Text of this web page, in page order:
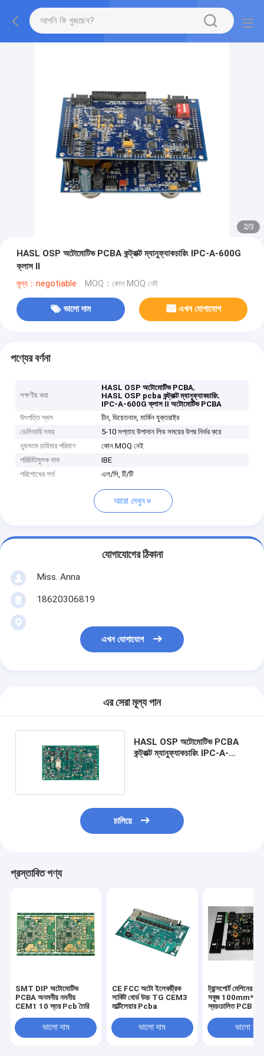
2/3
HASL OSP অটোমোটিভ PCBA কন্ট্রাক্ট ম্যানুফ্যাকচারিং IPC-A-600G
ক্লাস II
মূল্য：negotiable MOQ：কোন MOQ নেই
ভালো দাম এখন যোগাযোগ
পণ্যের বর্ণনা
লক্ষণীয় করা
HASL OSP অটোমোটিভ PCBA,
HASL OSP pcba কন্ট্রাক্ট ম্যানুফ্যাকচারিং,
IPC-A-600G ক্লাস II অটোমোটিভ PCBA
উৎপত্তি স্থল
চীন, ভিয়েতনাম, মার্কিন যুক্তরাষ্ট্র
ডেলিভারি সময়
5-10 সপ্তাহ উপাদান লিড সময়ের উপর নির্ভর করে
ন্যূনতম চাহিদার পরিমাণ
কোন MOQ নেই
পরিচিতিমুলক নাম
IBE
পরিশোধের শর্ত
এল/সি, টি/টি
আরো দেখুন
যোগাযোগের ঠিকানা
Miss. Anna
18620306819
এখন যোগাযোগ
এর সেরা মূল্য পান
HASL OSP অটোমোটিভ PCBA
কন্ট্রাক্ট ম্যানুফ্যাকচারিং IPC-A-
চালিয়ে
প্রস্তাবিত পণ্য
SMT DIP অটোমোটিভ
PCBA অনমনীয় নমনীয়
CEM1 10 স্তর Pcb তৈরি
ভালো দাম
CE FCC অটো ইলেকট্রিক
সার্কিট বোর্ড উচ্চ TG CEM3
মাল্টিলেয়ার Pcba
ভালো দাম
ট্রান্সপোর্ট মেশিনের
সবুজ
স্বয়ংচালিত PCB
ভালো দাম